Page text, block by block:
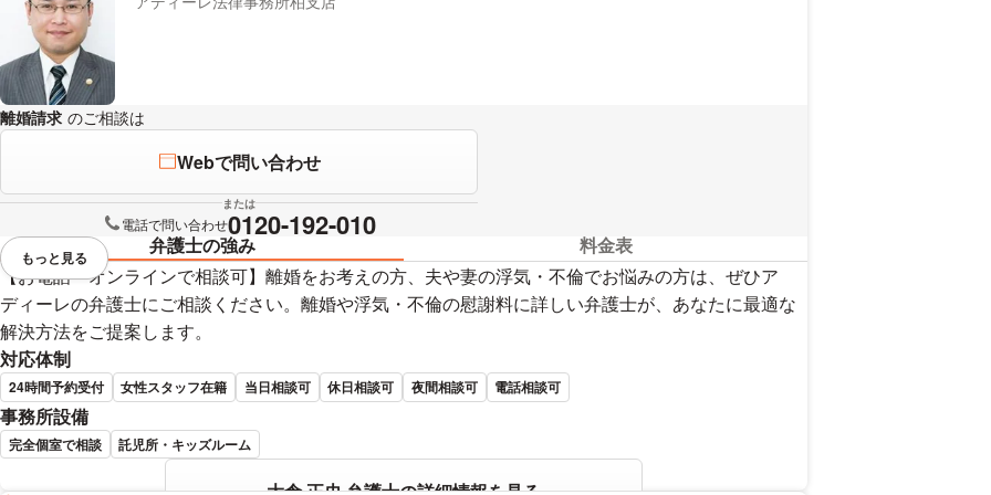
離婚請求 のご相談は
Webで問い合わせ
または
電話で問い合わせ0120-192-010
弁護士の強み
料金表
【お電話・オンラインで相談可】離婚をお考えの方、夫や妻の浮気・不倫でお悩みの方は、ぜひア
ディーレの弁護士にご相談ください。離婚や浮気・不倫の慰謝料に詳しい弁護士が、あなたに最適な
解決方法をご提案します。
対応体制
24時間予約受付 女性スタッフ在籍 当日相談可 休日相談可 夜間相談可 電話相談可
事務所設備
完全個室で相談 託児所・キッズルーム
視覚的に省略されている要素を
もっと見る